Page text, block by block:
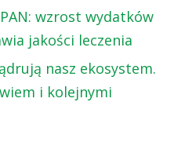
wzrost wydatków
jakości leczenia
nasz ekosystem.
i kolejnymi